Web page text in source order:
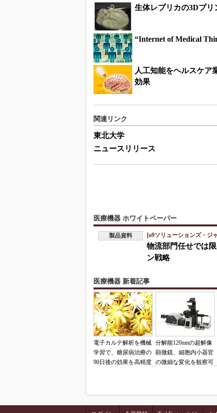
生体レプリカの3Dプ
“Internet of Medical
人工知能をヘルスケ
効果
関連リンク
東北大学
ニュースリリース
医療機器 ホワイトペーパー
製品資料 [o9ソリューションズ・ジ
物流部門任せでは
ン戦略
医療機器 新着記事
電子カルテ解析を機械
学習で、糖尿病治療の
90日後の効果を高精度
分解能120nmの超解像
顕微鏡、細胞内小器官
の微細な変化を観察可